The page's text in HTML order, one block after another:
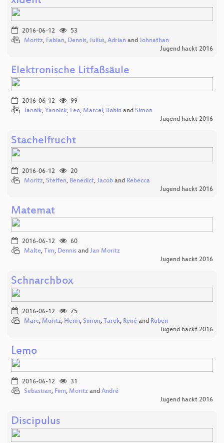
2016-06-12
53
Moritz, Fabian, Dennis, Julius, Adrian and Johnathan
Jugend hackt 2016
Elektronische Litfaßsäule
2016-06-12
99
Jannik, Yannick, Leo, Marcel , Robin and Simon
Jugend hackt 2016
Stachelfrucht
2016-06-12
20
Moritz, Steffen, Benedict, Jacob and Rebecca
Jugend hackt 2016
Matemat
2016-06-12
60
Malte, Tim, Dennis and Jan Moritz
Jugend hackt 2016
Schnarchbox
2016-06-12
75
Marc, Moritz, Henri, Simon, Tarek, René and Ruben
Jugend hackt 2016
Lemo
2016-06-12
31
Sebastian, Finn, Moritz and André
Jugend hackt 2016
Discipulus